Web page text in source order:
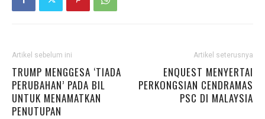
Artikel sebelum ini
TRUMP MENGGESA ‘TIADA
PERUBAHAN’ PADA BIL
UNTUK MENAMATKAN
PENUTUPAN
Artikel seterusnya
ENQUEST MENYERTAI
PERKONGSIAN CENDRAMAS
PSC DI MALAYSIA